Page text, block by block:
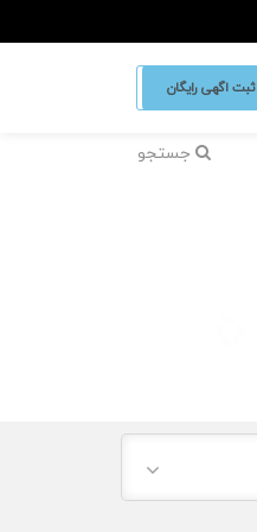
ثبت اگهی رایگان
جستجو